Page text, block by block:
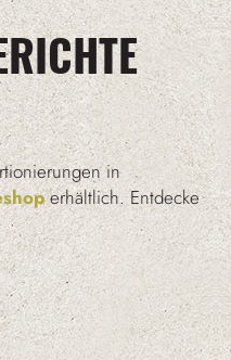
in
erhältlich. Entdecke